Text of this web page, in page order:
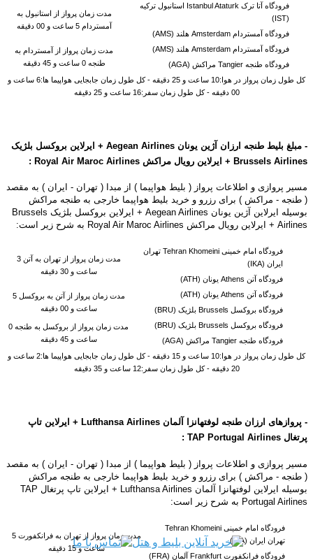
فرودگاه آتا ترک Istanbul Ataturk استانبول ترکیه
(IST)
مدت زمان پرواز از استانبول به
آمستردام 5 ساعت و 00 دقیقه
فرودگاه آمستردام Amsterdam هلند (AMS)
فرودگاه آمستردام Amsterdam هلند (AMS)
مدت زمان پرواز از آمستردام به
طنجه 0 ساعت و 45 دقیقه
فرودگاه طنجه Tangier مراکش (AGA)
کل طول زمان پرواز در هوا:10 ساعت و 25 دقیقه - کل طول زمان جابجایی هواپیما ها:6 ساعت و
00 دقیقه - کل طول زمان سفر:16 ساعت و 25 دقیقه
- مبلغ بلیط طنجه ارزان آژین یونان Aegean Airlines + ایرلاین بروکسل بلژیک
Brussels Airlines + ایرلاین رویال مراکش Royal Air Maroc Airlines
:
مسیر پروازی و اطلاعات پرواز ( بلیط هواپیما ) از مبدا ( تهران - ایران ) به مقصد
( طنجه - مراکش ) برای رزرو و خرید بلیط هواپیما خارجی به طنجه مراکش
بوسیله
ایرلاین آژین یونان Aegean Airlines + ایرلاین بروکسل بلژیک Brussels
Airlines + ایرلاین رویال مراکش Royal Air Maroc Airlines به شرح زیر است:
فرودگاه امام خمینی Tehran Khomeini تهران
ایران (IKA)
مدت زمان پرواز از تهران به آتن3
ساعت و 30 دقیقه
فرودگاه آتن Athens یونان (ATH)
فرودگاه آتن Athens یونان (ATH)
مدت زمان پرواز از آتن به بروکسل5
ساعت و 00 دقیقه
فرودگاه بروکسل Brussels بلژیک (BRU)
فرودگاه بروکسل Brussels بلژیک (BRU)
مدت زمان پرواز از بروکسل به
طنجه 0
ساعت و 45 دقیقه
فرودگاه طنجه Tangier مراکش (AGA)
کل طول زمان پرواز در هوا:10 ساعت و 15 دقیقه - کل طول زمان جابجایی هواپیما ها:2 ساعت و
20 دقیقه - کل طول زمان سفر:12 ساعت و 35 دقیقه
- پروازهای ارزان طنجه لوفتهانزا آلمان Lufthansa Airlines
+ ایرلاین تاپ
پرتغال
TAP Portugal Airlines
:
مسیر پروازی و اطلاعات پرواز ( بلیط هواپیما ) از مبدا ( تهران - ایران ) به مقصد
( طنجه - مراکش ) برای رزرو و خرید بلیط هواپیما خارجی به طنجه مراکش
بوسیله ایرلاین لوفتهانزا آلمان Lufthansa Airlines +
ایرلاین تاپ پرتغال TAP
Portugal Airlines به شرح زیر است:
فرودگاه امام خمینی Tehran Khomeini
تهران ایران (IKA)
مدت زمان پرواز از تهران به فرانکفورت 5
ساعت و 15 دقیقه
فرودگاه فرانکفورت Frankfurt آلمان (FRA)